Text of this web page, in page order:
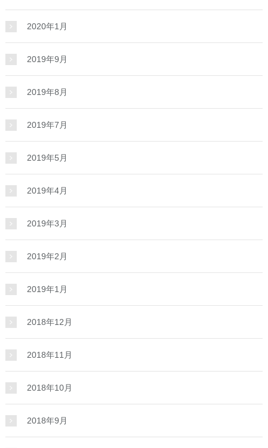
2020年1月
2019年9月
2019年8月
2019年7月
2019年5月
2019年4月
2019年3月
2019年2月
2019年1月
2018年12月
2018年11月
2018年10月
2018年9月